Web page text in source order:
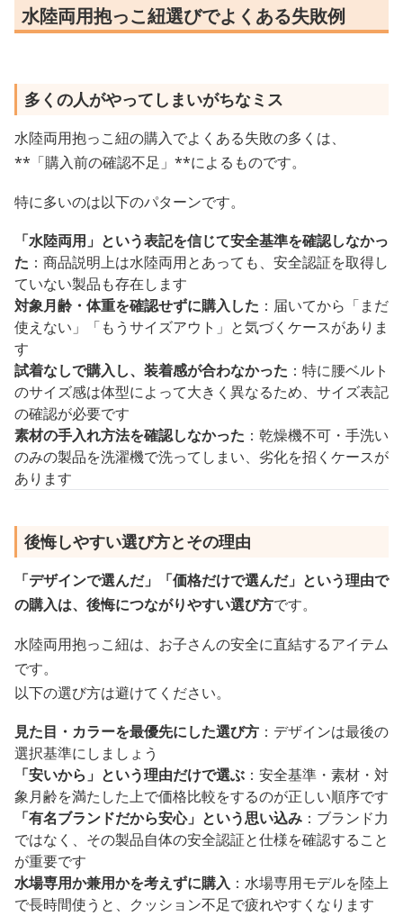
水陸両用抱っこ紐選びでよくある失敗例
多くの人がやってしまいがちなミス
水陸両用抱っこ紐の購入でよくある失敗の多くは、
**「購入前の確認不足」**によるものです。
特に多いのは以下のパターンです。
「水陸両用」という表記を信じて安全基準を確認しなかっ
た ：商品説明上は水陸両用とあっても、安全認証を取得し
ていない製品も存在します
対象月齢・体重を確認せずに購入した ：届いてから「まだ
使えない」「もうサイズアウト」と気づくケースがありま
す
試着なしで購入し、装着感が合わなかった ：特に腰ベルト
のサイズ感は体型によって大きく異なるため、サイズ表記
の確認が必要です
素材の手入れ方法を確認しなかった ：乾燥機不可・手洗い
のみの製品を洗濯機で洗ってしまい、劣化を招くケースが
あります
後悔しやすい選び方とその理由
「デザインで選んだ」「価格だけで選んだ」という理由で
の購入は、後悔につながりやすい選び方です。
水陸両用抱っこ紐は、お子さんの安全に直結するアイテム
です。
以下の選び方は避けてください。
見た目・カラーを最優先にした選び方 ：デザインは最後の
選択基準にしましょう
「安いから」という理由だけで選ぶ ：安全基準・素材・対
象月齢を満たした上で価格比較をするのが正しい順序です
「有名ブランドだから安心」という思い込み ：ブランド力
ではなく、その製品自体の安全認証と仕様を確認すること
が重要です
水場専用か兼用かを考えずに購入 ：水場専用モデルを陸上
で長時間使うと、クッション不足で疲れやすくなります